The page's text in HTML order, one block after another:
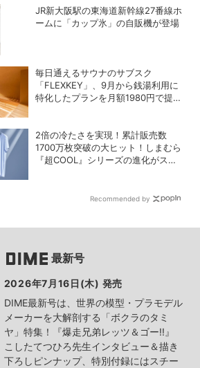
JR新大阪駅の東海道新幹線27番線ホ
ームに「カップ氷」の自販機が登場
毎日通えるサウナのサブスク
「FLEXKEY」、9月から銭湯利用に
特化したプランを月額1980円で提供
2倍の冷たさを実現！累計販売数
1700万枚突破の大ヒット！しまむら
『超COOL』シリーズの進化がスゴ
Recommended by
最新号
2026年7月16日(木) 発売
DIME最新号は、世界の模型・プラモデル
メーカーを大解剖する「ボクラのタミ
ヤ」特集！『爆走兄弟レッツ＆ゴー!!』
こしたてつひろ先生インタビュー＆描き
下ろしピンナップ、特別付録にはスチー